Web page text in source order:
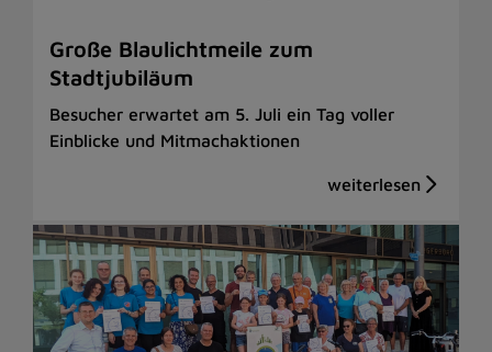
Große Blaulichtmeile zum
Stadtjubiläum
Besucher erwartet am 5. Juli ein Tag voller
Einblicke und Mitmachaktionen